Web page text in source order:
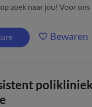
zoek naar jou! Voor
Bewaren